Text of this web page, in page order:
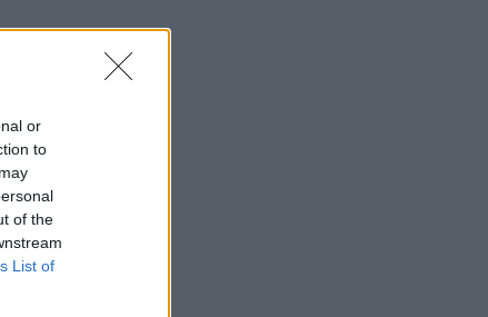
or
to
of the
List of